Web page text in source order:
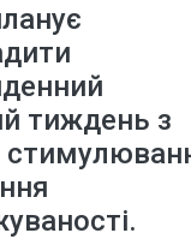
тиждень з